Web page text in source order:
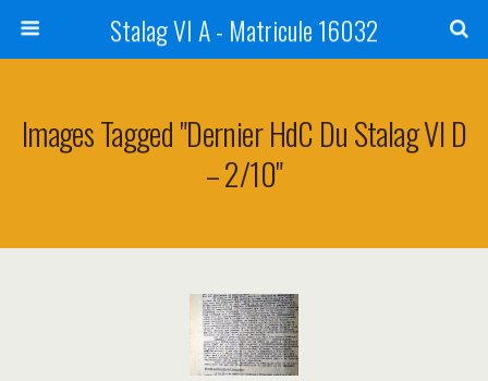
Stalag VI A - Matricule 16032
Images Tagged "dernier HdC Du Stalag VI D
– 2/10"